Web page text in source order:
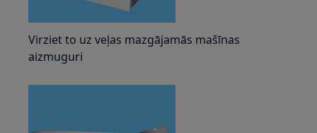
Virziet to uz veļas mazgājamās mašīnas
aizmuguri